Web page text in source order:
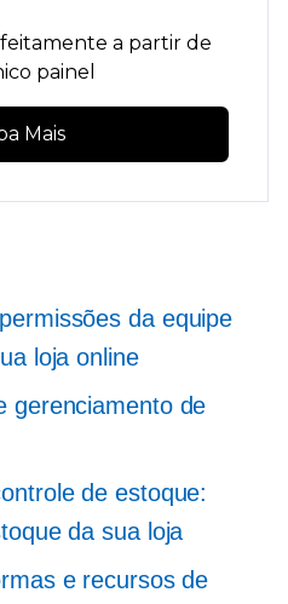
a partir de
painel
Mais
da equipe
loja online
gerenciamento de
de estoque:
da sua loja
e recursos de